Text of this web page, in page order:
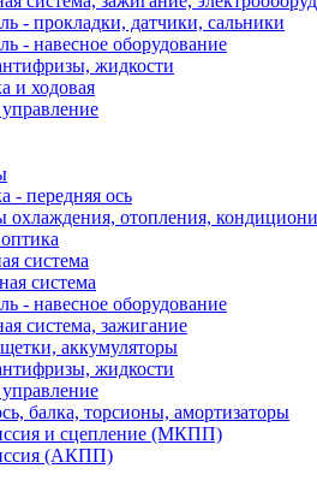
- прокладки, датчики, сальники
- навесное оборудование
жидкости
и ходовая
- передняя ось
охлаждения, отопления,
система
система
- навесное оборудование
система, зажигание
аккумуляторы
жидкости
балка, торсионы, амортизаторы
и сцепление (МКПП)
(АКПП)